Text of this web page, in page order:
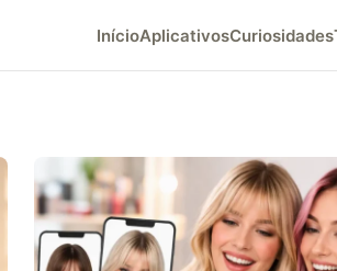
InícioAplicativosCuriosidades